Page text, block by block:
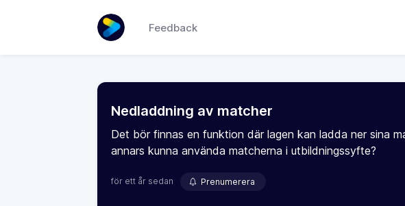
Feedback
Nedladdning av matcher
Det bör finnas en funktion där lagen kan ladda ner sina
annars kunna använda matcherna i utbildningssyfte?
för ett år sedan Prenumerera